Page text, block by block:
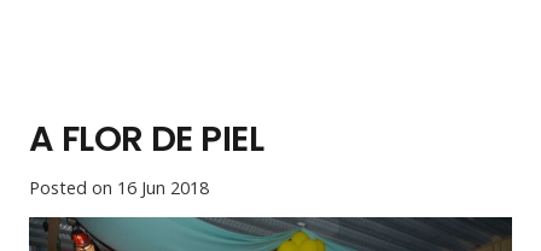
A FLOR DE PIEL
Posted on 16 Jun 2018